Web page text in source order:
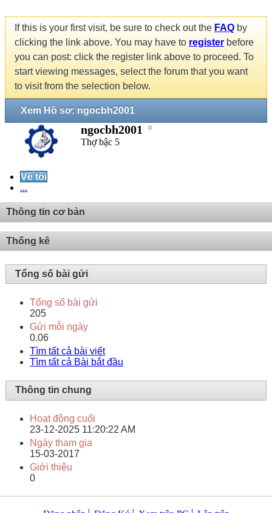
If this is your first visit, be sure to check out the FAQ by
clicking the link above. You may have to register before
you can post: click the register link above to proceed. To
start viewing messages, select the forum that you want
to visit from the selection below.
Xem Hồ sơ: ngocbh2001
ngocbh2001
Thợ bậc 5
Về tôi
...
Thông tin cơ bản
Thống kê
Tổng số bài gửi
Tổng số bài gửi
205
Gửi mỗi ngày
0.06
Tìm tất cả bài viết
Tìm tất cả Bài bắt đầu
Thông tin chung
Hoạt động cuối
23-12-2025 11:20:22 AM
Ngày tham gia
15-03-2017
Giới thiệu
0